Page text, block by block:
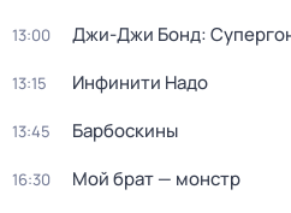
13:00 Джи-Джи Бонд:
13:15 Инфинити Надо
13:45 Барбоскины
16:30 Мой брат — монстр